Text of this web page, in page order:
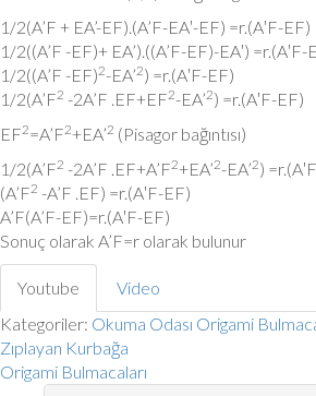
1/2(A’F + EA’-EF).(A’F-EA′-EF) =r.(A′F-EF)
1/2((A’F -EF)+ EA’).((A’F-EF)-EA′) =r.(A′F-
1/2((A’F -EF)2-EA’2) =r.(A′F-EF)
1/2(A’F2 -2A’F .EF+EF2-EA’2) =r.(A′F-EF)
EF2=A’F2+EA’2 (Pisagor bağıntısı)
1/2(A’F2 -2A’F .EF+A’F2+EA’2-EA’2)
(A’F2 -A’F .EF) =r.(A′F-EF)
A’F(A’F-EF)=r.(A′F-EF)
Sonuç olarak A’F=r olarak bulunur
Youtube
Video
Kategoriler: Okuma Odası Origami
Zıplayan Kurbağa
Origami Bulmacaları